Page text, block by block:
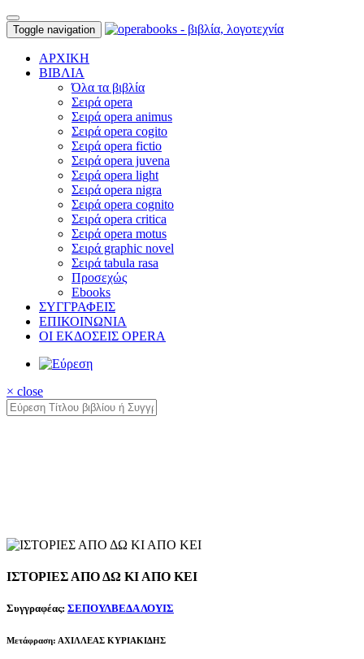
Toggle navigation
ΑΡΧΙΚΗ
ΒΙΒΛΙΑ
Όλα τα βιβλία
Σειρά opera
Σειρά opera animus
Σειρά opera cogito
Σειρά opera fictio
Σειρά opera juvena
Σειρά opera light
Σειρά opera nigra
Σειρά opera cognito
Σειρά opera critica
Σειρά opera motus
Σειρά graphic novel
Σειρά tabula rasa
Προσεχώς
Ebooks
ΣΥΓΓΡΑΦΕΙΣ
ΕΠΙΚΟΙΝΩΝΙΑ
ΟΙ ΕΚΔΟΣΕΙΣ OPERA
× close
ΙΣΤΟΡΙΕΣ ΑΠΟ ΔΩ ΚΙ ΑΠΟ ΚΕΙ
Συγγραφέας: ΣΕΠΟΥΛΒΕΔΑ ΛΟΥΙΣ
Μετάφραση: ΑΧΙΛΛΕΑΣ ΚΥΡΙΑΚΙΔΗΣ